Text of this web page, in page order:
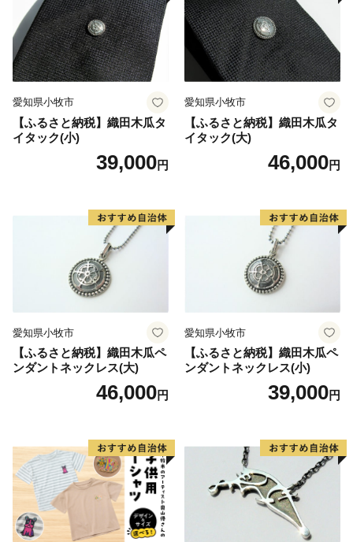
愛知県小牧市
【ふるさと納税】織田木瓜タ
イタック(小)
39,000円
愛知県小牧市
【ふるさと納税】織田木瓜タ
イタック(大)
46,000円
愛知県小牧市
【ふるさと納税】織田木瓜ペ
ンダントネックレス(大)
46,000円
愛知県小牧市
【ふるさと納税】織田木瓜ペ
ンダントネックレス(小)
39,000円